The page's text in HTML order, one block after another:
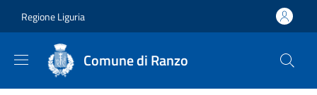
Regione Liguria
Comune di Ranzo